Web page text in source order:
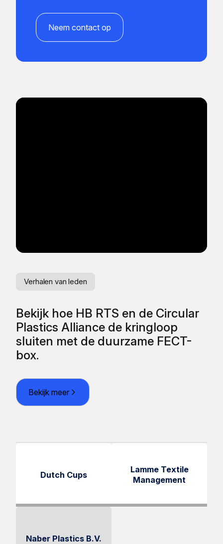
Neem contact op
Verhalen van leden
Bekijk hoe HB RTS en de Circular
Plastics Alliance de kringloop
sluiten met de duurzame FECT-
box.
Bekijk meer
Dutch Cups
Lamme Textile
Management
Naber Plastics B.V.